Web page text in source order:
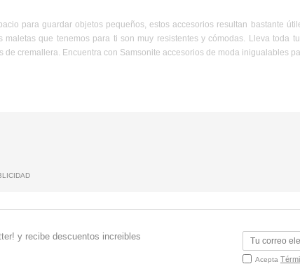
para guardar objetos pequeños, estos accesorios resultan bastante
maletas que tenemos para ti son muy resistentes y cómodas. Lleva toda
de cremallera. Encuentra con Samsonite accesorios de moda inigualables
y recibe descuentos increibles
Acepta